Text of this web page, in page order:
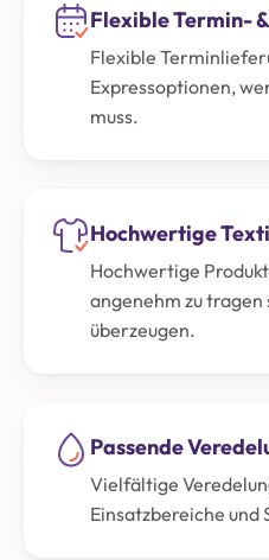
Flexible Termin-
Flexible
Expressoptionen,
muss.
Hochwertige
Hochwertige
angenehm zu tragen
überzeugen.
Passende
Vielfältige
Einsatzbereiche und